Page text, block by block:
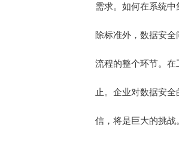
需求。如何在系统
除标准外，数据安
流程的整个环节。
止。企业对数据安
信，将是巨大的挑战